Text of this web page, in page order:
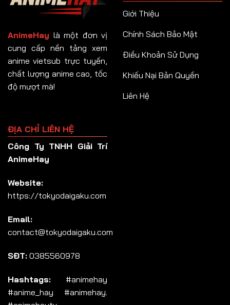
AnimeHay là một đơn vị
cung cấp nền tảng xem
anime vietsub trực tuyến,
chất lượng anime cao, tốc
độ mượt mà!
Giới Thiệu
Chính Sách Bảo Mật
Điều Khoản Sử Dụng
Khiếu Nại Bản Quyền
Liên Hệ
ĐỊA CHỈ LIÊN HỆ
Công Ty TNHH Giải Trí
AnimeHay
Website:
https://tokyodaigaku.com
Email:
contact@tokyodaigaku.com
SĐT: 0385560978
Hashtags: #animehay
#anime_hay #animehay.